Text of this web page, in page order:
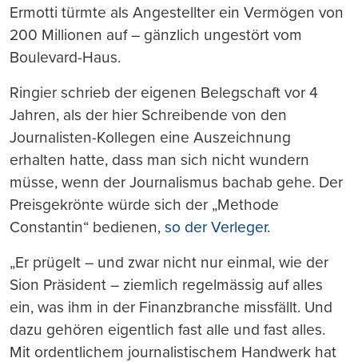
Ermotti türmte als Angestellter ein Vermögen von
200 Millionen auf – gänzlich ungestört vom
Boulevard-Haus.
Ringier schrieb der eigenen Belegschaft vor 4
Jahren, als der hier Schreibende von den
Journalisten-Kollegen eine Auszeichnung
erhalten hatte, dass man sich nicht wundern
müsse, wenn der Journalismus bachab gehe. Der
Preisgekrönte würde sich der „Methode
Constantin“ bedienen, so der Verleger.
„Er prügelt – und zwar nicht nur einmal, wie der
Sion Präsident – ziemlich regelmässig auf alles
ein, was ihm in der Finanzbranche missfällt. Und
dazu gehören eigentlich fast alle und fast alles.
Mit ordentlichem journalistischem Handwerk hat